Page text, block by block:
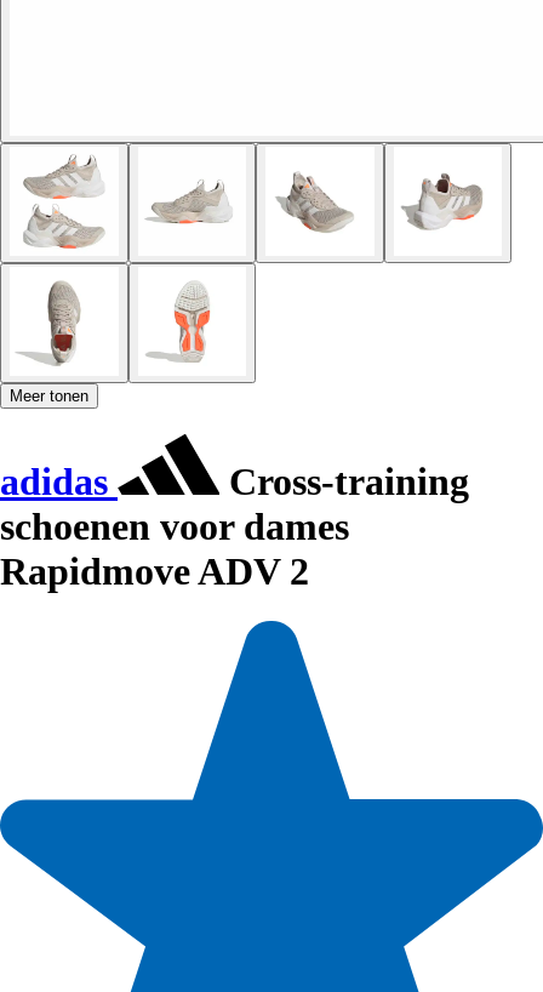
Meer tonen
adidas
Cross-training
schoenen voor dames
Rapidmove ADV 2